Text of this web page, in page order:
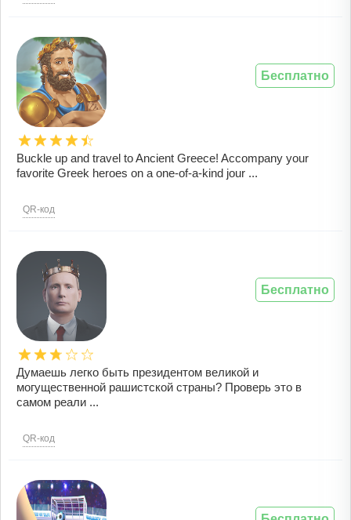
Buckle up and travel to Ancient Greece! Accompany your
favorite Greek heroes on a one-of-a-kind jour ...
QR-код
Бесплатно
Думаешь легко быть президентом великой и
могущественной рашистской страны? Проверь это в
самом реали ...
QR-код
Бесплатно